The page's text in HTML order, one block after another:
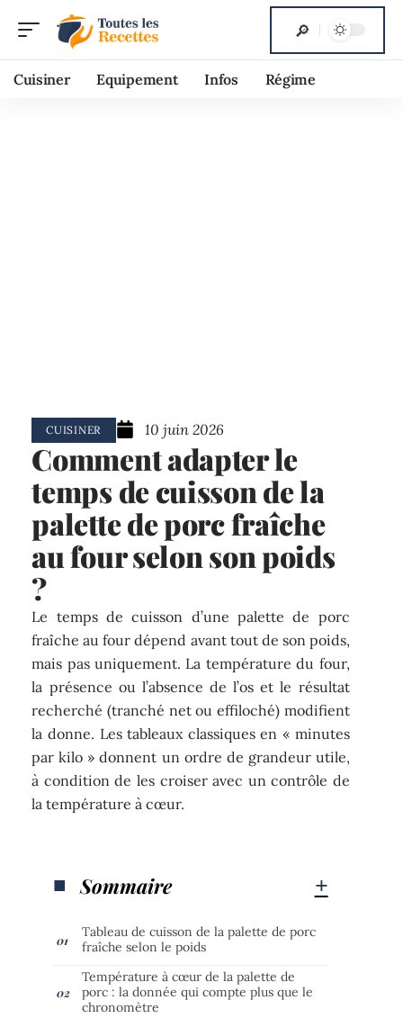
Cuisiner Equipement Infos Régime
CUISINER 10 juin 2026
Comment adapter le
temps de cuisson de la
palette de porc fraîche
au four selon son poids
?
Le temps de cuisson d’une palette de porc
fraîche au four dépend avant tout de son poids,
mais pas uniquement. La température du four,
la présence ou l’absence de l’os et le résultat
recherché (tranché net ou effiloché) modifient
la donne. Les tableaux classiques en « minutes
par kilo » donnent un ordre de grandeur utile,
à condition de les croiser avec un contrôle de
la température à cœur.
Sommaire
Tableau de cuisson de la palette de porc
fraîche selon le poids
Température à cœur de la palette de
porc : la donnée qui compte plus que le
chronomètre